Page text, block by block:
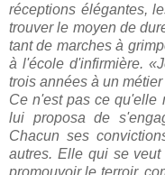
réceptions élégantes,
trouver le moyen de
tant de marches à
à l'école d'infirmière.
trois années à un
Ce n'est pas ce qu'elle
lui proposa de
Chacun ses
autres. Elle qui se
promouvoir le terroir,